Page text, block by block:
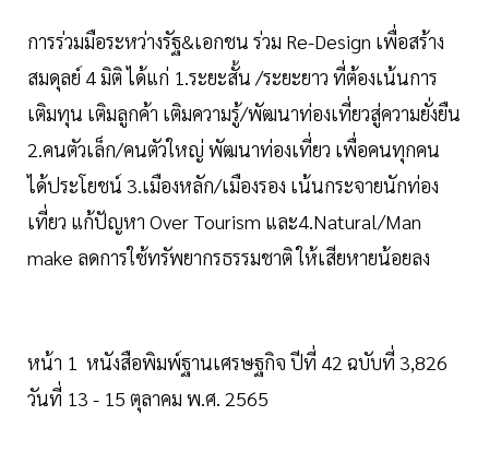
การร่วมมือระหว่างรัฐ&เอกชน ร่วม Re-Design เพื่อสร้าง
สมดุลย์ 4 มิติ ได้แก่ 1.ระยะสั้น /ระยะยาว ที่ต้องเน้นการ
เติมทุน เติมลูกค้า เติมความรู้/พัฒนาท่องเที่ยวสู่ความยั่งยืน
2.คนตัวเล็ก/คนตัวใหญ่ พัฒนาท่องเที่ยว เพื่อคนทุกคน
ได้ประโยชน์ 3.เมืองหลัก/เมืองรอง เน้นกระจายนักท่อง
เที่ยว แก้ปัญหา Over Tourism และ4.Natural/Man
make ลดการใช้ทรัพยากรธรรมชาติ ให้เสียหายน้อยลง
หน้า 1 หนังสือพิมพ์ฐานเศรษฐกิจ ปีที่ 42 ฉบับที่ 3,826
วันที่ 13 - 15 ตุลาคม พ.ศ. 2565